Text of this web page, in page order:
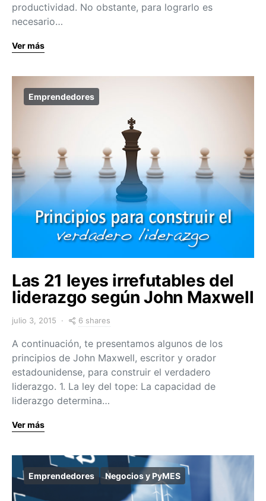
productividad. No obstante, para lograrlo es
necesario…
Ver más
Emprendedores
Las 21 leyes irrefutables del
liderazgo según John Maxwell
julio 3, 2015 6 shares
A continuación, te presentamos algunos de los
principios de John Maxwell, escritor y orador
estadounidense, para construir el verdadero
liderazgo. 1. La ley del tope: La capacidad de
liderazgo determina…
Ver más
Emprendedores Negocios y PyMES